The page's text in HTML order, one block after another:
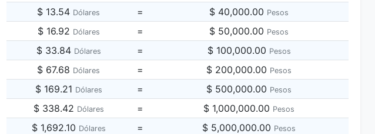
$ 13.54 Dólares = $ 40,000.00 Pesos
$ 16.92 Dólares = $ 50,000.00 Pesos
$ 33.84 Dólares = $ 100,000.00 Pesos
$ 67.68 Dólares = $ 200,000.00 Pesos
$ 169.21 Dólares = $ 500,000.00 Pesos
$ 338.42 Dólares = $ 1,000,000.00 Pesos
$ 1,692.10 Dólares = $ 5,000,000.00 Pesos